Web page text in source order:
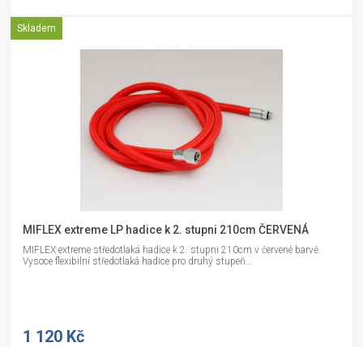
Skladem
MIFLEX extreme LP hadice k 2. stupni 210cm ČERVENÁ
MIFLEX extreme středotlaká hadice k 2. stupni 210cm v červené barvě.
Vysoce flexibilní středotlaká hadice pro druhý stupeň...
1 120 Kč